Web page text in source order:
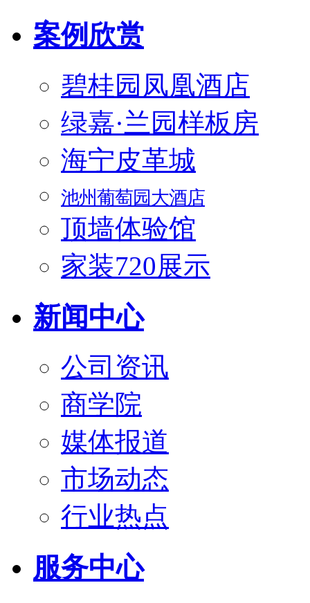
案例欣赏
碧桂园凤凰酒店
绿嘉·兰园样板房
海宁皮革城
池州葡萄园大酒店
顶墙体验馆
家装720展示
新闻中心
公司资讯
商学院
媒体报道
市场动态
行业热点
服务中心